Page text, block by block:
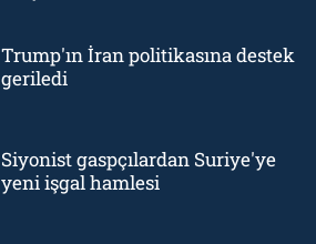
Trump'ın İran politikasına destek
geriledi
Siyonist gaspçılardan Suriye'ye
yeni işgal hamlesi